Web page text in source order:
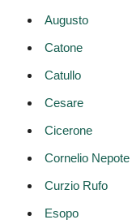
Augusto
Catone
Catullo
Cesare
Cicerone
Cornelio Nepote
Curzio Rufo
Esopo